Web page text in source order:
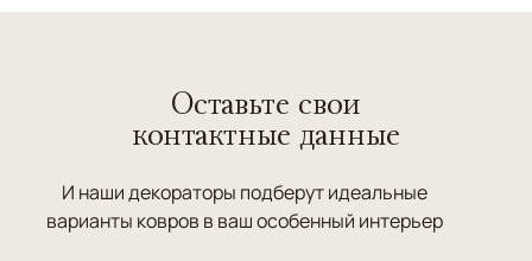
Оставьте свои
контактные данные
И наши декораторы подберут идеальные
варианты ковров в ваш особенный интерьер